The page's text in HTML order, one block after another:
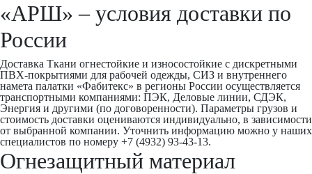
«АРШ» – условия доставки по
России
Доставка Ткани огнестойкие и износостойкие с дискретными
ПВХ-покрытиями для рабочей одежды, СИЗ и внутреннего
намета палатки «Фабитекс» в регионы России осуществляется
транспортными компаниями: ПЭК, Деловые линии, СДЭК,
Энергия и другими (по договоренности). Параметры грузов и
стоимость доставки оцениваются индивидуально, в зависимости
от выбранной компании. Уточнить информацию можно у наших
специалистов по номеру +7 (4932) 93-43-13.
Огнезащитный материал